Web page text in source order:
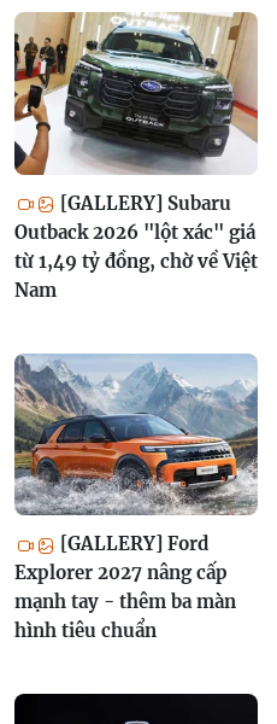
[GALLERY] Subaru
Outback 2026 "lột xác" giá
từ 1,49 tỷ đồng, chờ về Việt
Nam
[GALLERY] Ford
Explorer 2027 nâng cấp
mạnh tay - thêm ba màn
hình tiêu chuẩn